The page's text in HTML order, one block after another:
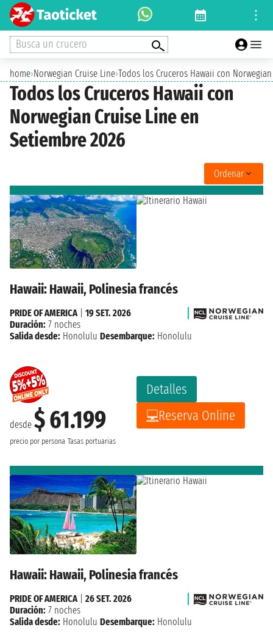
Busca un crucero
home›Norwegian Cruise Line›Todos los Cruceros Hawaii con
Todos los Cruceros Hawaii con
Norwegian Cruise Line en
Setiembre 2026
Ordenar
Hawaii: Hawaii, Polinesia francés
desde $ 61.199
precio por persona Tasas portuarias
Detalles
Reserva Online
PRIDE OF AMERICA| 19 SET. 2026
Duración: 7 noches
Salida desde: Honolulu Desembarque: Honolulu
Hawaii: Hawaii, Polinesia francés
PRIDE OF AMERICA| 26 SET. 2026
Duración: 7 noches
Salida desde: Honolulu Desembarque: Honolulu